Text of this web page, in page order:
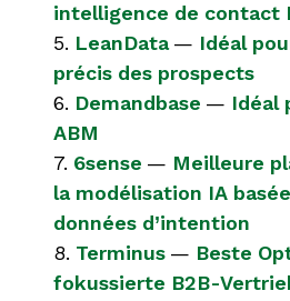
intelligence de contact
5. LeanData — Idéal
précis des prospects
6. Demandbase — Idéal
ABM
7. 6sense — Meilleure
la modélisation IA
données d’intention
8. Terminus — Beste
fokussierte B2B-